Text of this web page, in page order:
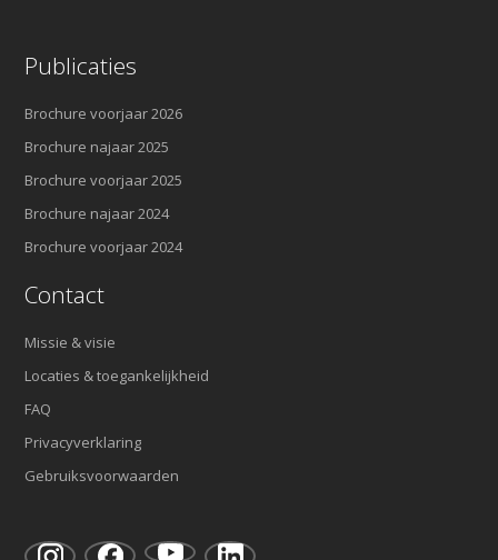
Publicaties
Brochure voorjaar 2026
Brochure najaar 2025
Brochure voorjaar 2025
Brochure najaar 2024
Brochure voorjaar 2024
Contact
Missie & visie
Locaties & toegankelijkheid
FAQ
Privacyverklaring
Gebruiksvoorwaarden